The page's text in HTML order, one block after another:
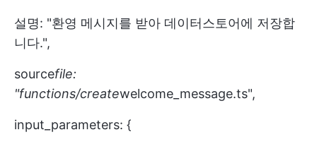
설명: "환영 메시지를 받아 데이터스토어에 저장합
니다.",
sourcefile:
"functions/createwelcome_message.ts",
input_parameters: {